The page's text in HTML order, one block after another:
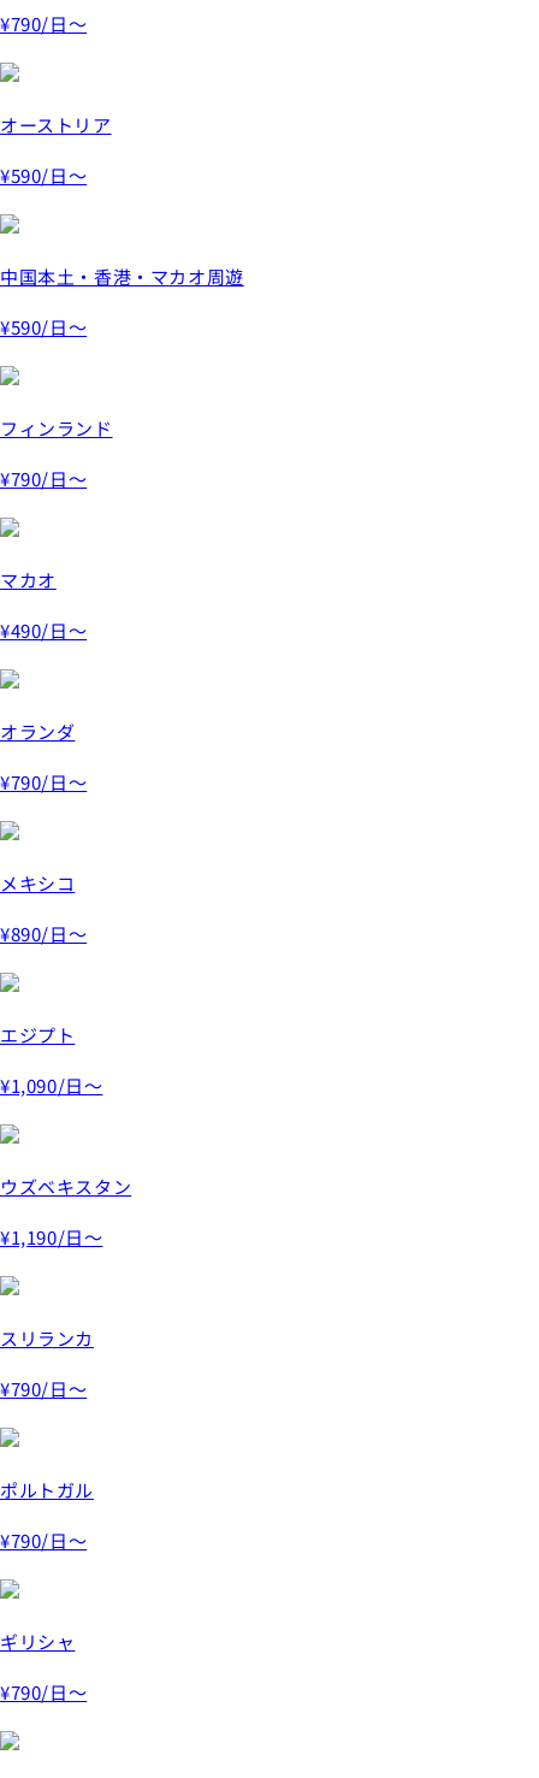
¥790/日～
オーストリア
¥590/日～
中国本土・香港・マカオ周遊
¥590/日～
フィンランド
¥790/日～
マカオ
¥490/日～
オランダ
¥790/日～
メキシコ
¥890/日～
エジプト
¥1,090/日～
ウズベキスタン
¥1,190/日～
スリランカ
¥790/日～
ポルトガル
¥790/日～
ギリシャ
¥790/日～